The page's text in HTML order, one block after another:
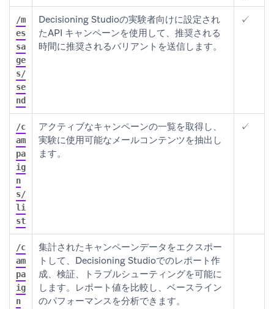
/m
es
sa
ge
s/
se
nd
Decisioning Studioの実験者向けに設定され
たAPI キャンペーンを使用して、推奨される
時間に推奨されるバリアントを送信します。
✓
/c
am
pa
ig
n
s/
li
st
アクティブなキャンペーンの一覧を取得し、
実験に使用可能なメールコンテンツを抽出し
ます。
✓
/c
am
pa
ig
n
集計されたキャンペーンデータをエクスポー
トして、Decisioning Studioでのレポート作
成、検証、トラブルシューティングを可能に
します。レポート値を比較し、ベースライン
のパフォーマンスを分析できます。